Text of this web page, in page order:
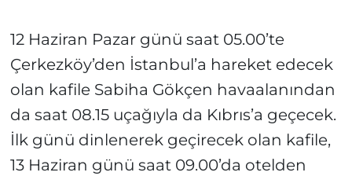
12 Haziran Pazar günü saat 05.00’te
Çerkezköy’den İstanbul’a hareket edecek
olan kafile Sabiha Gökçen havaalanından
da saat 08.15 uçağıyla da Kıbrıs’a geçecek.
İlk günü dinlenerek geçirecek olan kafile,
13 Haziran günü saat 09.00’da otelden